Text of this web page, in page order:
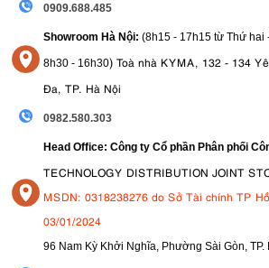
0909.688.485
Showroom Hà Nội: (8h15 - 17h15 từ Thứ hai
8h30 - 16h30) Toà nhà KYMA, 132 - 134
Đa, TP. Hà Nội
0982.580.303
Head Office: Công ty Cổ phần Phân phối
TECHNOLOGY DISTRIBUTION JOINT
MSDN: 0318238276 do Sở Tài chính TP
03/01/2024
96 Nam Kỳ Khởi Nghĩa, Phường Sài Gòn, TP.